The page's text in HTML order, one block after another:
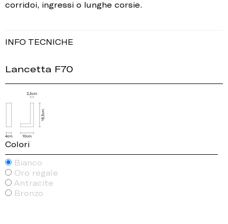
corridoi, ingressi o lunghe corsie.
INFO TECNICHE
Lancetta F70
Colori
Bianco
Oro regale
Antracite
Bronzo